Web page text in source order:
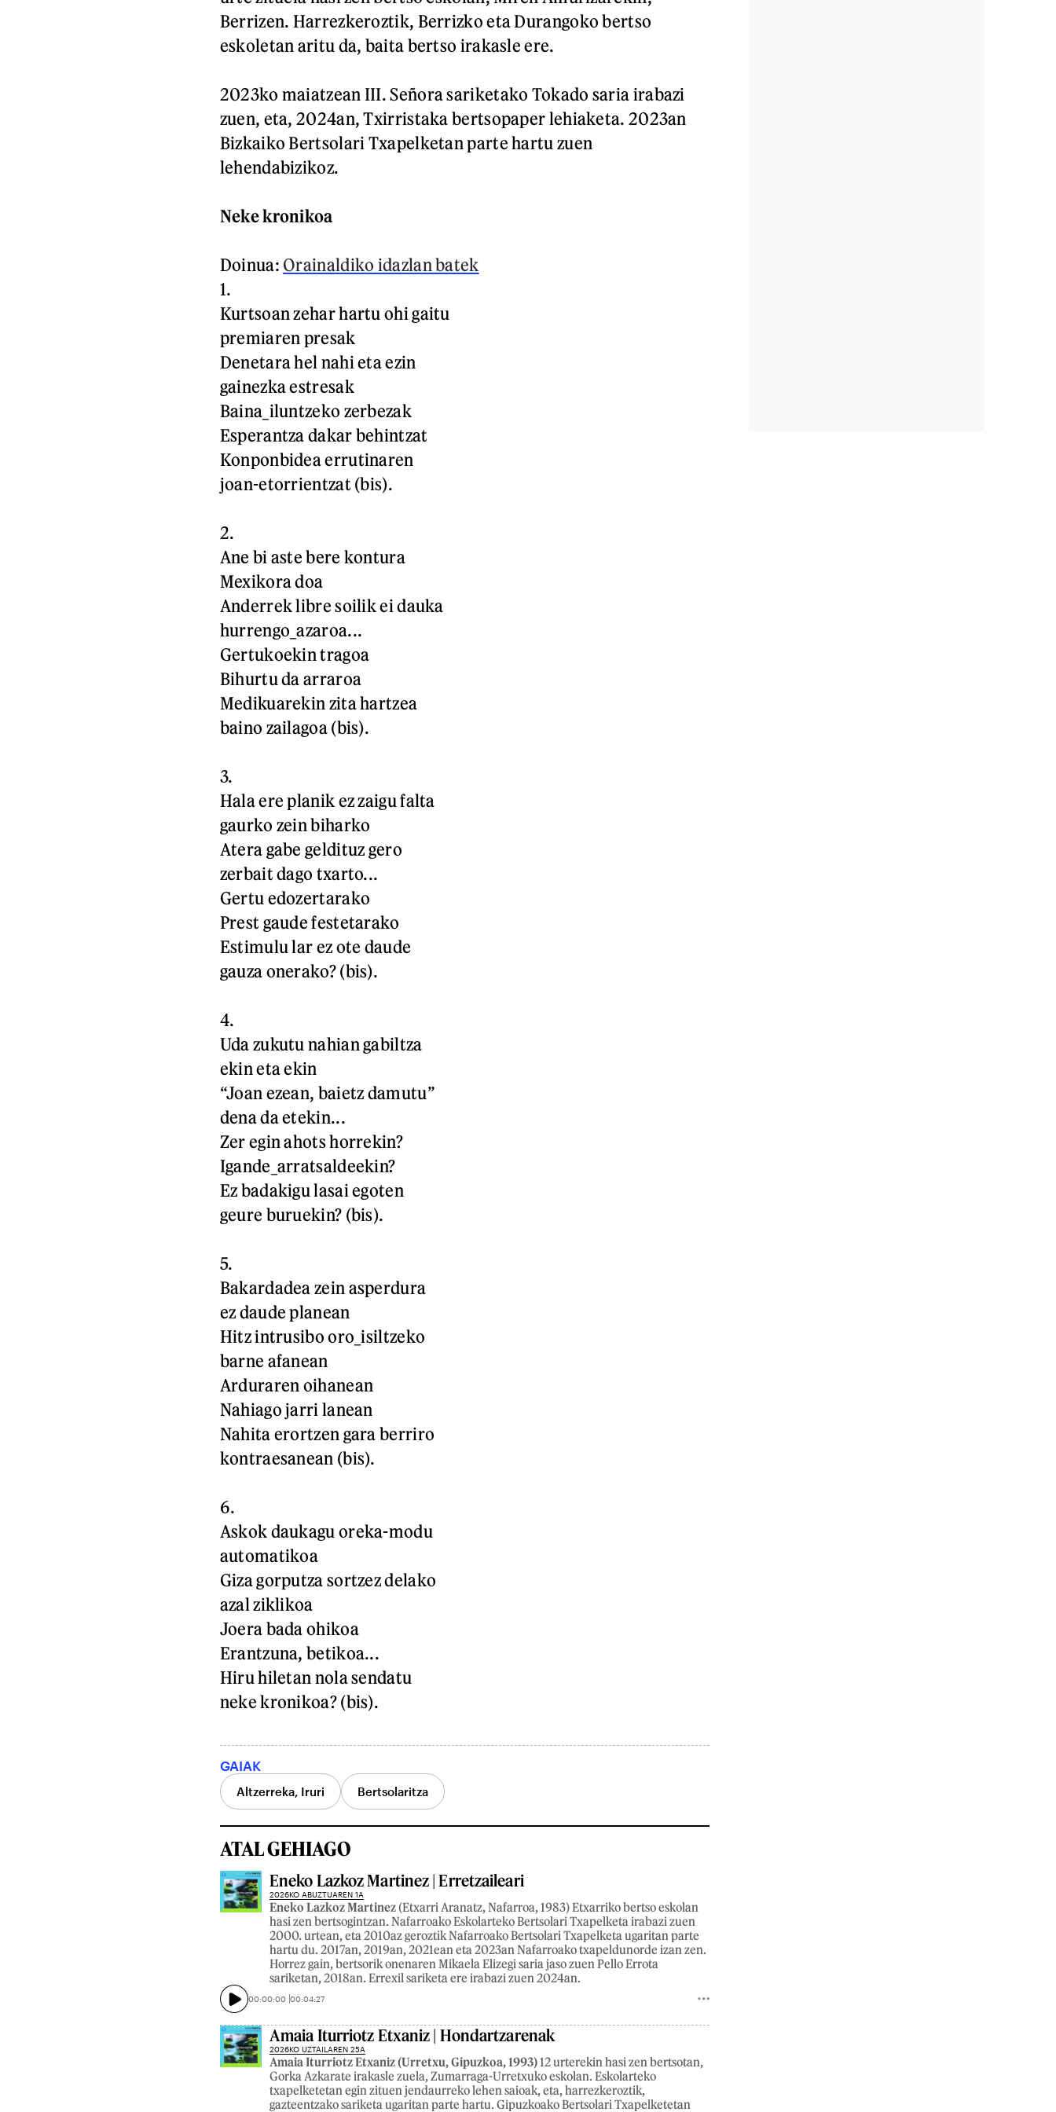
Berrizen. Harrezkeroztik, Berrizko eta Durangoko bertso
eskoletan aritu da, baita bertso irakasle ere.
2023ko maiatzean III. Señora sariketako Tokado saria irabazi
zuen, eta, 2024an, Txirristaka bertsopaper lehiaketa. 2023an
Bizkaiko Bertsolari Txapelketan parte hartu zuen
lehendabizikoz.
Neke kronikoa
Doinua: Orainaldiko idazlan batek
1.
Kurtsoan zehar hartu ohi gaitu
premiaren presak
Denetara hel nahi eta ezin
gainezka estresak
Baina_iluntzeko zerbezak
Esperantza dakar behintzat
Konponbidea errutinaren
joan-etorrientzat (bis).
2.
Ane bi aste bere kontura
Mexikora doa
Anderrek libre soilik ei dauka
hurrengo_azaroa...
Gertukoekin tragoa
Bihurtu da arraroa
Medikuarekin zita hartzea
baino zailagoa (bis).
3.
Hala ere planik ez zaigu falta
gaurko zein biharko
Atera gabe geldituz gero
zerbait dago txarto...
Gertu edozertarako
Prest gaude festetarako
Estimulu lar ez ote daude
gauza onerako? (bis).
4.
Uda zukutu nahian gabiltza
ekin eta ekin
“Joan ezean, baietz damutu”
dena da etekin...
Zer egin ahots horrekin?
Igande_arratsaldeekin?
Ez badakigu lasai egoten
geure buruekin? (bis).
5.
Bakardadea zein asperdura
ez daude planean
Hitz intrusibo oro_isiltzeko
barne afanean
Arduraren oihanean
Nahiago jarri lanean
Nahita erortzen gara berriro
kontraesanean (bis).
6.
Askok daukagu oreka-modu
automatikoa
Giza gorputza sortzez delako
azal ziklikoa
Joera bada ohikoa
Erantzuna, betikoa...
Hiru hiletan nola sendatu
neke kronikoa? (bis).
GAIAK
Altzerreka, Iruri Bertsolaritza
ATAL GEHIAGO
Eneko Lazkoz Martinez | Erretzaileari
2026KO ABUZTUAREN 1A
Eneko Lazkoz Martinez(Etxarri Aranatz, Nafarroa, 1983) Etxarriko bertso eskolan
hasi zen bertsogintzan. Nafarroako Eskolarteko Bertsolari Txapelketa irabazi zuen
2000. urtean, eta 2010az geroztik Nafarroako Bertsolari Txapelketa ugaritan parte
hartu du. 2017an, 2019an, 2021ean eta 2023an Nafarroako txapeldunorde izan zen.
Horrez gain, bertsorik onenaren Mikaela Elizegi saria jaso zuen Pello Errota
sariketan, 2018an. Errexil sariketa ere irabazi zuen 2024an.
00:00:00 00:04:27
Amaia Iturriotz Etxaniz | Hondartzarenak
2026KO UZTAILAREN 25A
Amaia Iturriotz Etxaniz (Urretxu, Gipuzkoa, 1993)12 urterekin hasi zen bertsotan,
Gorka Azkarate irakasle zuela, Zumarraga-Urretxuko eskolan. Eskolarteko
txapelketetan egin zituen jendaurreko lehen saioak, eta, harrezkeroztik,
gazteentzako sariketa ugaritan parte hartu. Gipuzkoako Bertsolari Txapelketetan